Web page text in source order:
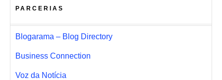
PARCERIAS
Blogarama – Blog Directory
Business Connection
Voz da Notícia